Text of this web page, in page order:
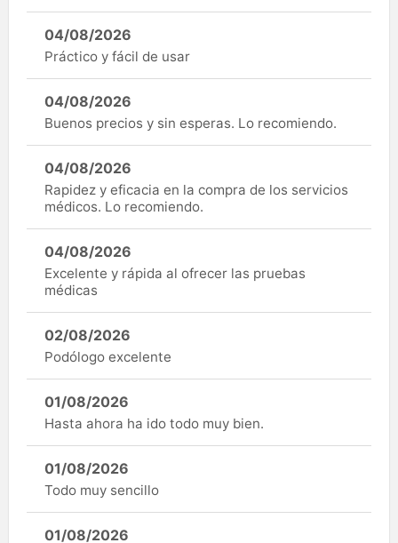
04/08/2026
Práctico y fácil de usar
04/08/2026
Buenos precios y sin esperas. Lo recomiendo.
04/08/2026
Rapidez y eficacia en la compra de los servicios
médicos. Lo recomiendo.
04/08/2026
Excelente y rápida al ofrecer las pruebas
médicas
02/08/2026
Podólogo excelente
01/08/2026
Hasta ahora ha ido todo muy bien.
01/08/2026
Todo muy sencillo
01/08/2026